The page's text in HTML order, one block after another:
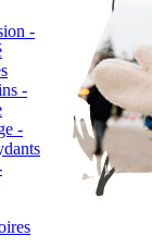
-
-
-